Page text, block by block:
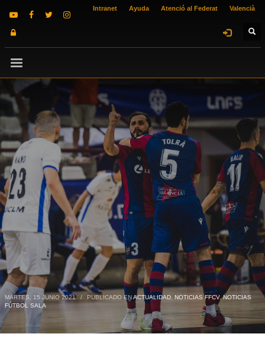
Intranet Ayuda Atenció al Federat Valencià
MARTES, 15 JUNIO 2021 / PUBLICADO EN ACTUALIDAD, NOTICIAS FFCV,NOTICIAS
FÚTBOL SALA